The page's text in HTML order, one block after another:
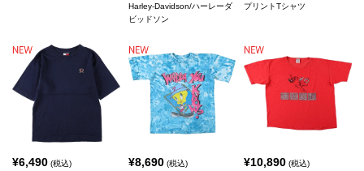
Harley-Davidson/ハーレーダ
ビッドソン
プリントTシャツ
¥6,490 (税込) ¥8,690(税込) ¥10,890 (税込)